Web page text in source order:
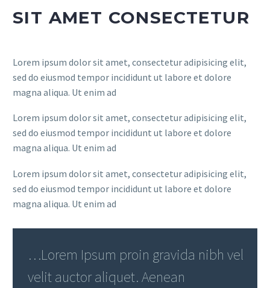
SIT AMET CONSECTETUR
Lorem ipsum dolor sit amet, consectetur adipisicing elit,
sed do eiusmod tempor incididunt ut labore et dolore
magna aliqua. Ut enim ad
Lorem ipsum dolor sit amet, consectetur adipisicing elit,
sed do eiusmod tempor incididunt ut labore et dolore
magna aliqua. Ut enim ad
Lorem ipsum dolor sit amet, consectetur adipisicing elit,
sed do eiusmod tempor incididunt ut labore et dolore
magna aliqua. Ut enim ad
…Lorem Ipsum proin gravida nibh vel
velit auctor aliquet. Aenean